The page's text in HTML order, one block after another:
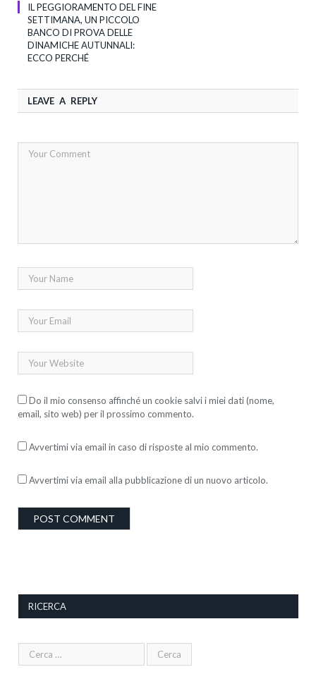
IL PEGGIORAMENTO DEL FINE
SETTIMANA, UN PICCOLO
BANCO DI PROVA DELLE
DINAMICHE AUTUNNALI:
ECCO PERCHÉ
LEAVE A REPLY
Do il mio consenso affinché un cookie salvi i miei dati (nome,
email, sito web) per il prossimo commento.
Avvertimi via email in caso di risposte al mio commento.
Avvertimi via email alla pubblicazione di un nuovo articolo.
RICERCA